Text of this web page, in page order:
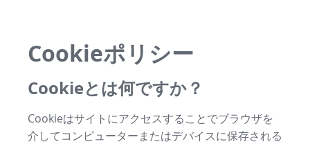
Cookieポリシー
Cookieとは何ですか？
Cookieはサイトにアクセスすることでブラウザを
介してコンピューターまたはデバイスに保存される